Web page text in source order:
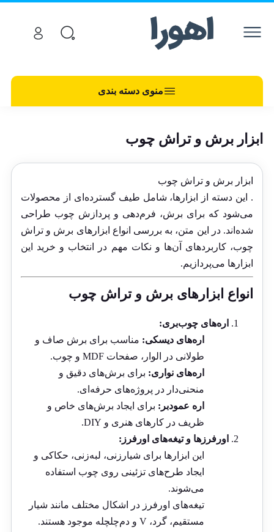
منوی دسته بندی
ابزار برش و تراش چوب
ابزار برش و تراش چوب
. این دسته از ابزارها، شامل طیف گسترده‌ای از محصولات
می‌شود که برای برش، فرم‌دهی و پردازش چوب طراحی
شده‌اند. در این متن، به بررسی انواع ابزارهای برش و تراش
چوب، کاربردهای آن‌ها و نکات مهم در انتخاب و خرید این
ابزارها می‌پردازیم.
انواع ابزارهای برش و تراش چوب
اره‌های چوب‌بری:
اره‌های دیسکی: مناسب برای برش صاف و
طولانی در الوار، صفحات MDF و چوب.
اره‌های نواری: برای برش‌های دقیق و
منحنی‌دار در پروژه‌های حرفه‌ای.
اره عمودبر: برای ایجاد برش‌های خاص و
ظریف در کارهای هنری و DIY.
اورفرزها و تیغه‌های اورفرز:
این ابزارها برای شیارزنی، لبه‌زنی، حکاکی و
ایجاد طرح‌های تزئینی روی چوب استفاده
می‌شوند.
تیغه‌های اورفرز در اشکال مختلف مانند شیار
مستقیم، گرد، V و دم‌چلچله موجود هستند.